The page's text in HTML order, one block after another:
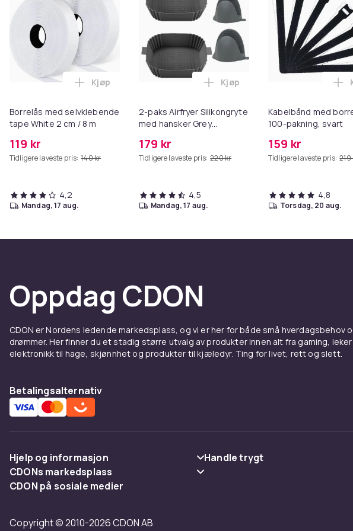
Borrelås med selvklebende
tape White 2 cm / 8 m
119 kr
Tidligere laveste pris: 140 kr
Legg Borrelås med selvklebende tape White 2 cm / 8 m i
Kjøp
4,2
mandag, 17 aug.
2-paks Airfryer Silikongryte
med hansker Grey
179 kr
Tidligere laveste pris: 220 kr
Legg 2-paks Airfryer
Kjøp
4,5
mandag, 17 aug.
Kabelbånd med
100-pakning, svart
159 kr
Tidligere laveste pris: 219
4,8
torsdag, 20 aug.
Oppdag CDON
CDON er Nordens ledende markedsplass, og vi er her for både små hverdagsbehov
drømmer. Her finner du et stadig større utvalg av produkter innen alt fra gaming,
elektronikk til hage, skjønnhet og produkter til kjæledyr. Ting for livet, rett og slett.
Betalingsalternativ
Hjelp og informasjon
Vanlige spørsmål
Angre & returner her
Handle trygt
CDONs markedsplass
Merchant Help Center
CDON på sosiale medier
Copyright © 2010-2026 CDON AB